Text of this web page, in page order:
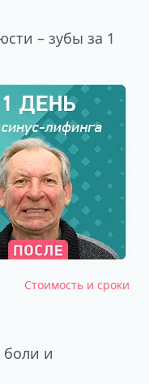
– зубы за 1
Стоимость и сроки
боли и